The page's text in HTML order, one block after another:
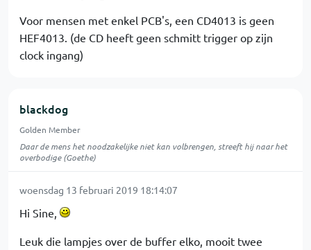
Voor mensen met enkel PCB's, een CD4013 is geen
HEF4013. (de CD heeft geen schmitt trigger op zijn
clock ingang)
blackdog
Golden Member
Daar de mens het noodzakelijke niet kan volbrengen, streeft hij naar het
overbodige (Goethe)
woensdag 13 februari 2019 18:14:07
Hi Sine,
Leuk die lampjes over de buffer elko, mooit twee